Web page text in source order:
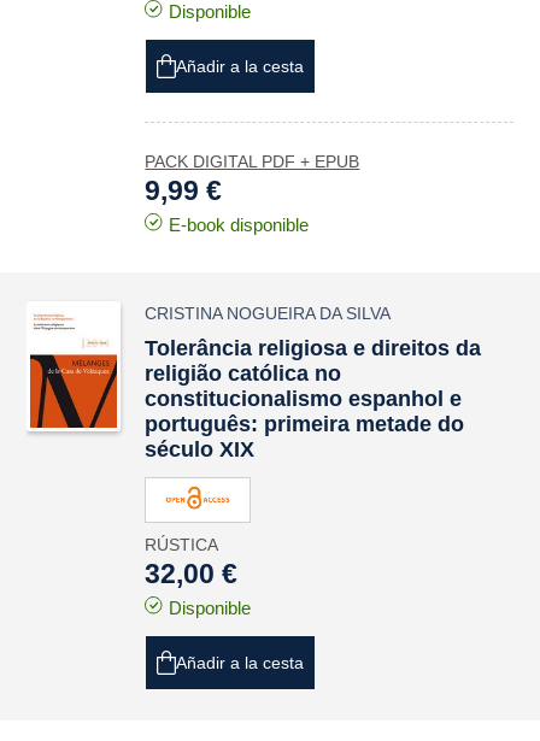
Disponible
Añadir a la cesta
PACK DIGITAL PDF + EPUB
9,99 €
E-book disponible
CRISTINA NOGUEIRA DA SILVA
Tolerância religiosa e direitos da
religião católica no
constitucionalismo espanhol e
português: primeira metade do
século XIX
RÚSTICA
32,00 €
Disponible
Añadir a la cesta